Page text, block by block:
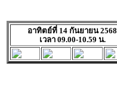
อาทิตย์ที่ 14 กันยายน 2568
เวลา 09.00-10.59 น.